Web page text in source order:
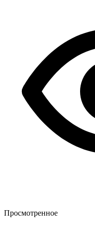
Просмотренное